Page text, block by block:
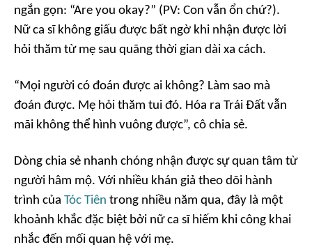
ngắn gọn: “Are you okay?” (PV: Con vẫn ổn chứ?).
Nữ ca sĩ không giấu được bất ngờ khi nhận được lời
hỏi thăm từ mẹ sau quãng thời gian dài xa cách.
“Mọi người có đoán được ai không? Làm sao mà
đoán được. Mẹ hỏi thăm tui đó. Hóa ra Trái Đất vẫn
mãi không thể hình vuông được”, cô chia sẻ.
Dòng chia sẻ nhanh chóng nhận được sự quan tâm từ
người hâm mộ. Với nhiều khán giả theo dõi hành
trình của Tóc Tiên trong nhiều năm qua, đây là một
khoảnh khắc đặc biệt bởi nữ ca sĩ hiếm khi công khai
nhắc đến mối quan hệ với mẹ.